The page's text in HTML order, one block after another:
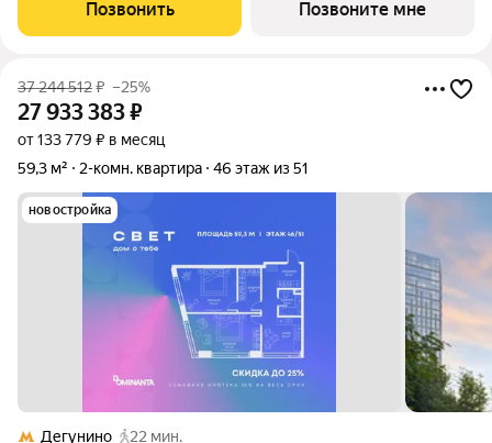
Dominanta в сотрудничестве с известным
Позвонить Позвоните мне
37 244 512₽ –25%
27 933 383₽
от 133 779 ₽ в месяц
59,3 м²
2-комн. квартира 46 этаж из 51
новостройка
Дегунино 22 мин.